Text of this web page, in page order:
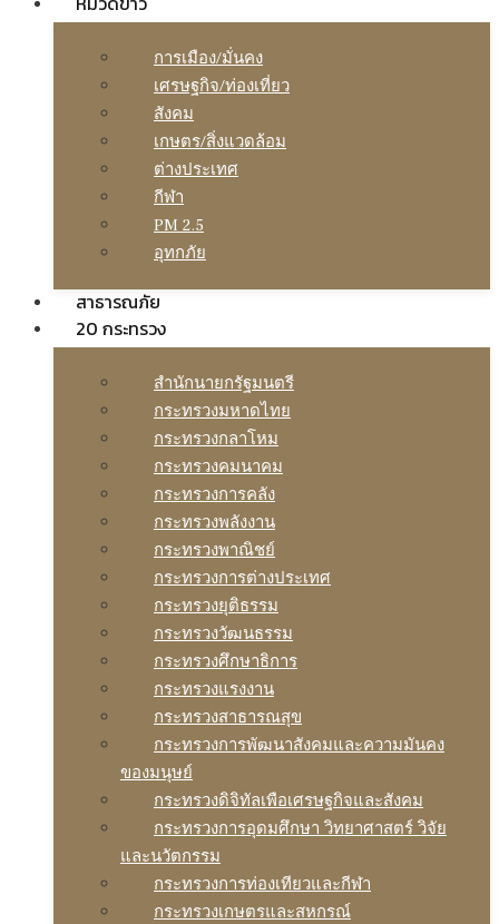
การเมือง/มั่นคง
เศรษฐกิจ/ท่องเที่ยว
สังคม
เกษตร/สิ่งแวดล้อม
ต่างประเทศ
กีฬา
PM 2.5
อุทกภัย
สาธารณภัย
20 กระทรวง
สํานักนายกรัฐมนตรี
กระทรวงมหาดไทย
กระทรวงกลาโหม
กระทรวงคมนาคม
กระทรวงการคลัง
กระทรวงพลังงาน
กระทรวงพาณิชย์
กระทรวงการต่างประเทศ
กระทรวงยุติธรรม
กระทรวงวัฒนธรรม
กระทรวงศึกษาธิการ
กระทรวงแรงงาน
กระทรวงสาธารณสุข
กระทรวงการพัฒนาสังคมและความมันคง
ของมนุษย์
กระทรวงดิจิทัลเพือเศรษฐกิจและสังคม
กระทรวงการอุดมศึกษา วิทยาศาสตร์ วิจัย
และนวัตกรรม
กระทรวงการท่องเทียวและกีฬา
กระทรวงเกษตรและสหกรณ์